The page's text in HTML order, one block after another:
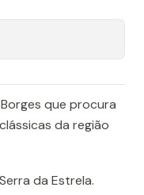
que procura
da região
da Estrela.